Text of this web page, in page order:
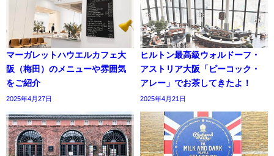
マーガレットハウエルカフェ大
阪（梅田）のメニューや雰囲気
をご紹介
2025年4月27日
ヒルトン最高級ウォルドーフ・
アストリア大阪「ピーコック・
アレー」でお茶してきたよ！
2025年4月21日